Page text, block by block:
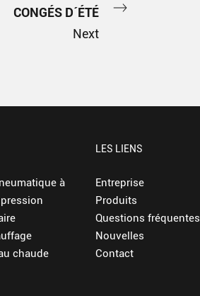
CONGÉS D´ÉTÉ
Next
à
chaude
LES LIENS
Entreprise
Produits
Questions fréquentes
Nouvelles
Contact